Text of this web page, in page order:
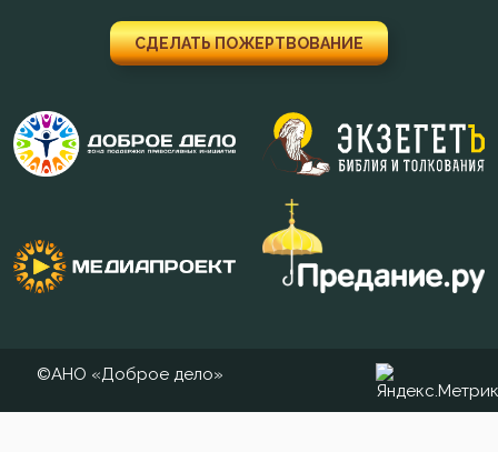
СДЕЛАТЬ ПОЖЕРТВОВАНИЕ
©АНО «Доброе дело»